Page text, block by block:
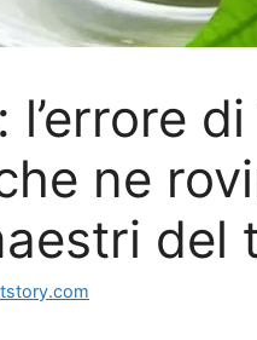
l’errore
ne
del